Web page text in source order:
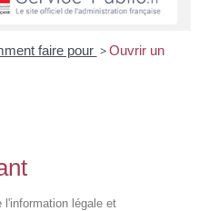
faire pour > Ouvrir un
l'information légale et